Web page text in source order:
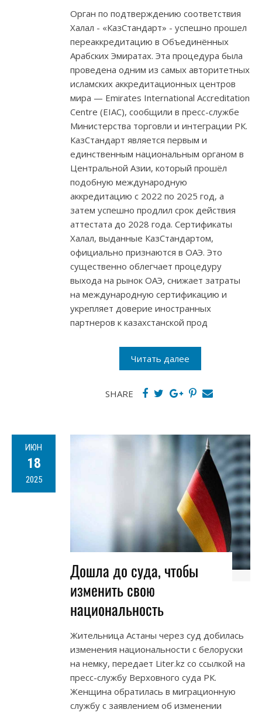
Орган по подтверждению соответствия
Халал - «КазСтандарт» - успешно прошел
переаккредитацию в Объединённых
Арабских Эмиратах. Эта процедура была
проведена одним из самых авторитетных
исламских аккредитационных центров
мира — Emirates International Accreditation
Centre (EIAC), сообщили в пресс-службе
Министерства торговли и интеграции РК.
КазСтандарт является первым и
единственным национальным органом в
Центральной Азии, который прошёл
подобную международную
аккредитацию с 2022 по 2025 год, а
затем успешно продлил срок действия
аттестата до 2028 года. Сертификаты
Халал, выданные КазСтандартом,
официально признаются в ОАЭ. Это
существенно облегчает процедуру
выхода на рынок ОАЭ, снижает затраты
на международную сертификацию и
укрепляет доверие иностранных
партнеров к казахстанской прод
Читать далее
SHARE
ИЮН
18
2025
Дошла до суда, чтобы
изменить свою
национальность
Жительница Астаны через суд добилась
изменения национальности с белоруски
на немку, передает Liter.kz со ссылкой на
пресс-службу Верховного суда РК.
Женщина обратилась в миграционную
службу с заявлением об изменении